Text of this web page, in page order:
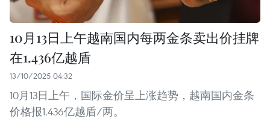
10月13日上午越南国内每两金条卖出价挂牌
在1.436亿越盾
13/10/2025 04:32
10月13日上午，国际金价呈上涨趋势，越南国内金条
价格报1.436亿越盾/两。